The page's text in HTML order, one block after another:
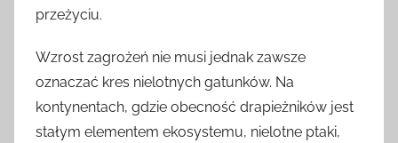
przeżyciu.
Wzrost zagrożeń nie musi jednak zawsze
oznaczać kres nielotnych gatunków. Na
kontynentach, gdzie obecność drapieżników jest
stałym elementem ekosystemu, nielotne ptaki,